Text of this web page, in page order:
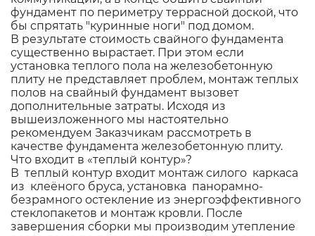
фундамент по периметру террасной доской, что
бы спрятать "куринные ноги" под домом.
В результате стоимость свайного фундамента
существенно вырастает. При этом если
установка теплого пола на железобетонную
плиту не представляет проблем, монтаж теплых
полов на свайный фундамент вызовет
дополнительные затраты. Исходя из
вышеизложенного мы настоятельно
рекомендуем Заказчикам рассмотреть в
качестве фундамента железобетонную плиту.
Что входит в «теплый контур»?
В теплый контур входит монтаж силого каркаса
из клеёного бруса, установка панорамно-
безрамного остекление из энергоэффективного
стеклопакетов и монтаж кровли. После
завершения сборки мы производим утепление